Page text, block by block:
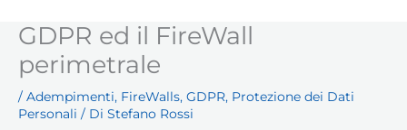
GDPR ed il FireWall
perimetrale
/ Adempimenti, FireWalls, GDPR, Protezione dei Dati
Personali / Di Stefano Rossi